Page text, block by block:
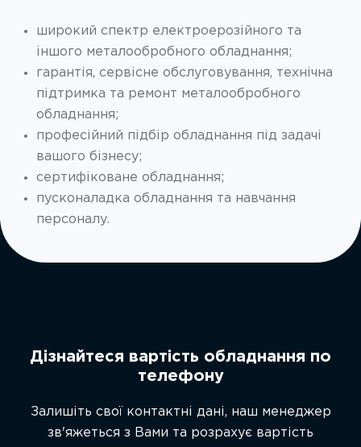
широкий спектр електроерозійного та
іншого металообробного обладнання;
гарантія, сервісне обслуговування, технічна
підтримка та ремонт металообробного
обладнання;
професійний підбір обладнання під задачі
вашого бізнесу;
сертифіковане обладнання;
пусконаладка обладнання та навчання
персоналу.
Дізнайтеся вартість обладнання по
телефону
Залишіть свої контактні дані, наш менеджер
зв'яжеться з Вами та розрахує вартість